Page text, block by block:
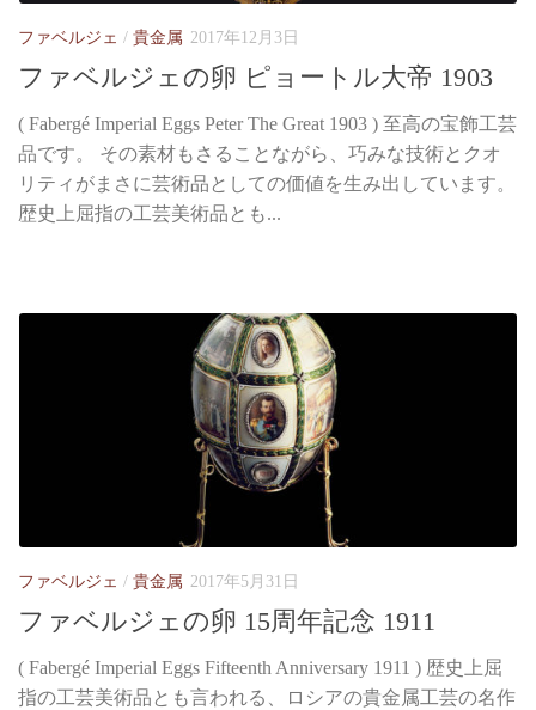
ファベルジェ / 貴金属 2017年12月3日
ファベルジェの卵 ピョートル大帝 1903
( Fabergé Imperial Eggs Peter The Great 1903 ) 至高の宝飾工芸
品です。 その素材もさることながら、巧みな技術とクオ
リティがまさに芸術品としての価値を生み出しています。
歴史上屈指の工芸美術品とも...
ファベルジェ / 貴金属 2017年5月31日
ファベルジェの卵 15周年記念 1911
( Fabergé Imperial Eggs Fifteenth Anniversary 1911 ) 歴史上屈
指の工芸美術品とも言われる、ロシアの貴金属工芸の名作